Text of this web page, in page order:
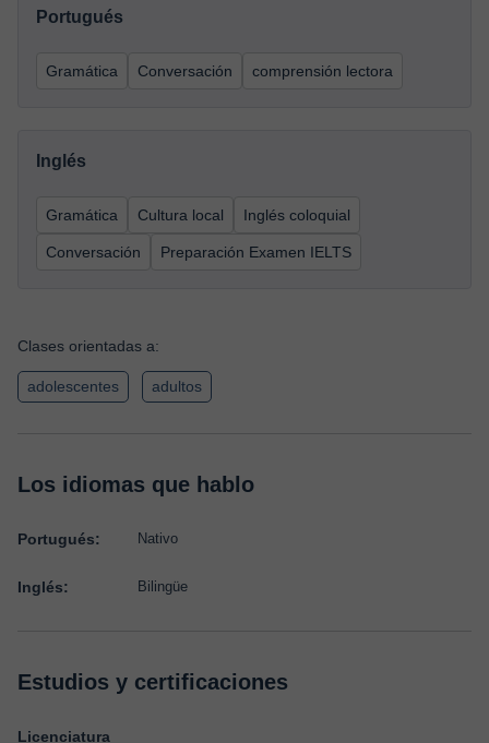
Portugués
Gramática Conversación comprensión lectora
Inglés
Gramática Cultura local Inglés coloquial
Conversación Preparación Examen IELTS
Clases orientadas a:
adolescentes adultos
Los idiomas que hablo
Portugués: Nativo
Inglés: Bilingüe
Estudios y certificaciones
Licenciatura